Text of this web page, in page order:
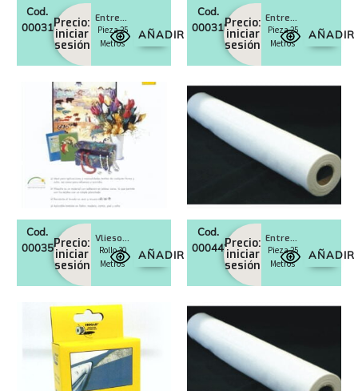
Cod.
0003188Precio:
iniciar
sesión
Entretela termoadhesiva No.16
Pieza 25
Metros
AÑADIR
Cod.
0003189Precio:
iniciar
sesión
Entretela termoadhesiva No.16
Pieza 25
Metros
AÑADIR
Cod.
0003598Precio:
iniciar
sesión
Vliesofix adhesivo doble cara
Rollo 30
Metros
AÑADIR
Cod.
0004424Precio:
iniciar
sesión
Entretela algodón termoadhesiva, Ancho 90 cms
Pieza 25
Metros
AÑADIR